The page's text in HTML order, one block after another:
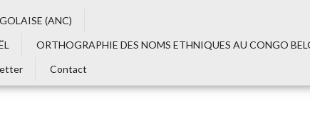
(ANC)
ORTHOGRAPHIE DES NOMS ETHNIQUES AU CONGO
Contact